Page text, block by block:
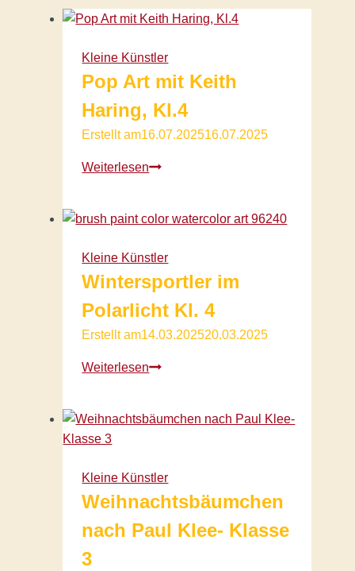
Kleine Künstler
Pop Art mit Keith
Haring, Kl.4
Erstellt am16.07.202516.07.2025
WeiterlesenPop
Keith
Kl.4
Kleine Künstler
Wintersportler im
Polarlicht Kl. 4
Erstellt am14.03.202520.03.2025
WeiterlesenWintersportler
Kl.
Kleine Künstler
Weihnachtsbäumchen
nach Paul Klee- Klasse
3